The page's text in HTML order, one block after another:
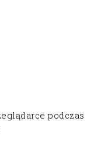
podczas